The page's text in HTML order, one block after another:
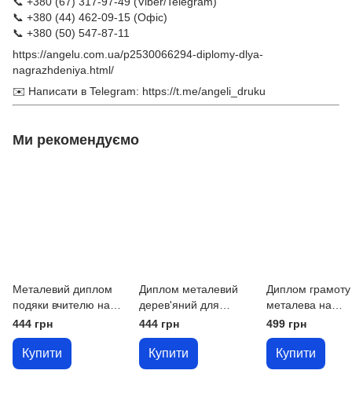
📞 +380 (44) 462-09-15 (Офіс)
📞 +380 (50) 547-87-11
https://angelu.com.ua/p2530066294-diplomy-dlya-
nagrazhdeniya.html/
✉️ Написати в Telegram: https://t.me/angeli_druku
Ми рекомендуємо
Металевий диплом
подяки вчителю на
дерев'яній плакетці
444 грн
Купити
Диплом металевий
дерев'яний для
вчителя подяки за
видатний внесок у
утворення
444 грн
Купити
Диплом грамоту
металева на
підкладці з
для вчителя
499 грн
Купити